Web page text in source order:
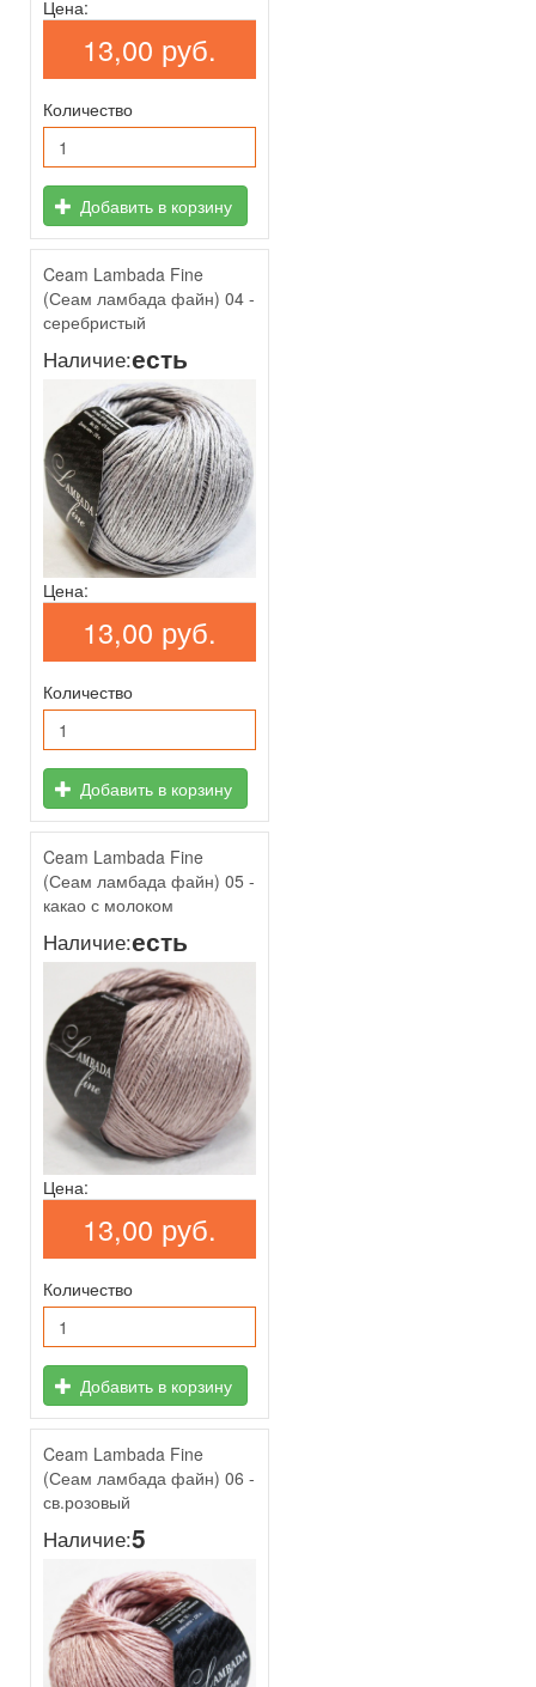
Цена:
13,00 руб.
Количество
Добавить в корзину
Ceam Lambada Fine
(Сеам ламбада файн) 04 -
серебристый
Наличие:есть
Цена:
13,00 руб.
Количество
Добавить в корзину
Ceam Lambada Fine
(Сеам ламбада файн) 05 -
какао с молоком
Наличие:есть
Цена:
13,00 руб.
Количество
Добавить в корзину
Ceam Lambada Fine
(Сеам ламбада файн) 06 -
св.розовый
Наличие:5